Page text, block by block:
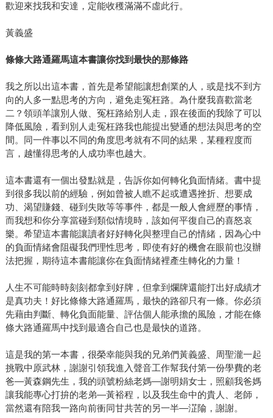
歡迎來找我和安達，定能收穫滿滿不虛此行。
黃義盛
條條大路通羅馬這本書讓你找到最快的那條路
我之所以出這本書，首先是希望能讓想創業的人，或是找不到方
向的人多一點思考的方向，避免走冤枉路。為什麼我喜歡當老
二？領頭羊讓別人做、冤枉路給別人走，跟在後面的我除了可以
降低風險，看到別人走冤枉路我也能提出變通的想法與思考的空
間。同一件事以不同的角度思考就有不同的結果，某種程度而
言，越懂得思考的人成功率也越大。
這本書還有一個出發點就是，告訴你如何轉化負面情緒。書中提
到很多我以前的經驗，例如曾被人瞧不起或遭遇挫折、想要成
功、渴望賺錢、碰到失敗等等事件，都是一般人會經歷的事情，
而我想和你分享當碰到類似情境時，該如何平復自己的喜怒哀
樂。希望這本書能讓讀者好好轉化與整理自己的情緒，因為心中
的負面情緒會阻礙我們理性思考，即使有好的機會在眼前也沒辦
法把握，期待這本書能讓你在負面情緒裡產生轉化的力量！
人生不可能時時刻刻都拿到好牌，但拿到爛牌還能打出好成績才
是真功夫！好比條條大路通羅馬，最快的路卻只有一條。你必須
先藉由判斷、轉化負面能量、評估個人能承擔的風險，才能在條
條大路通羅馬中找到最適合自己也是最快的道路。
這是我的第一本書，很榮幸能與我的兄弟們黃義盛、周聖瀧一起
挑戰中原武林，謝謝引領我進入聲音工作幫我付第一份學費的老
爸—黃森鋼先生，我的頭號粉絲老媽—謝明娟女士，照顧我爸媽
讓我能專心打拚的老弟—黃裕程，以及我生命中的貴人、老師，
當然還有陪我一路向前衝同甘共苦的另一半—淽隃，謝謝。